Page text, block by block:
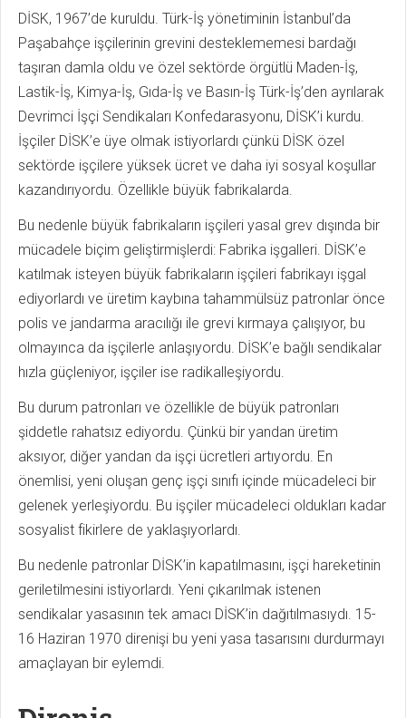
DİSK, 1967’de kuruldu. Türk-İş yönetiminin İstanbul’da
Paşabahçe işçilerinin grevini desteklememesi bardağı
taşıran damla oldu ve özel sektörde örgütlü Maden-İş,
Lastik-İş, Kimya-İş, Gıda-İş ve Basın-İş Türk-İş’den ayrılarak
Devrimci İşçi Sendikaları Konfedarasyonu, DİSK’i kurdu.
İşçiler DİSK’e üye olmak istiyorlardı çünkü DİSK özel
sektörde işçilere yüksek ücret ve daha iyi sosyal koşullar
kazandırıyordu. Özellikle büyük fabrikalarda.
Bu nedenle büyük fabrikaların işçileri yasal grev dışında bir
mücadele biçim geliştirmişlerdi: Fabrika işgalleri. DİSK’e
katılmak isteyen büyük fabrikaların işçileri fabrikayı işgal
ediyorlardı ve üretim kaybına tahammülsüz patronlar önce
polis ve jandarma aracılığı ile grevi kırmaya çalışıyor, bu
olmayınca da işçilerle anlaşıyordu. DİSK’e bağlı sendikalar
hızla güçleniyor, işçiler ise radikalleşiyordu.
Bu durum patronları ve özellikle de büyük patronları
şiddetle rahatsız ediyordu. Çünkü bir yandan üretim
aksıyor, diğer yandan da işçi ücretleri artıyordu. En
önemlisi, yeni oluşan genç işçi sınıfı içinde mücadeleci bir
gelenek yerleşiyordu. Bu işçiler mücadeleci oldukları kadar
sosyalist fikirlere de yaklaşıyorlardı.
Bu nedenle patronlar DİSK’in kapatılmasını, işçi hareketinin
geriletilmesini istiyorlardı. Yeni çıkarılmak istenen
sendikalar yasasının tek amacı DİSK’in dağıtılmasıydı. 15-
16 Haziran 1970 direnişi bu yeni yasa tasarısını durdurmayı
amaçlayan bir eylemdi.